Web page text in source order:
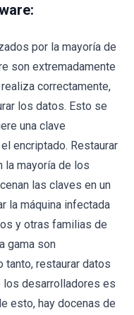
por la mayoría de
son extremadamente
correctamente,
los datos. Esto se
una clave
encriptado. Restaurar
la mayoría de los
las claves en un
la máquina infectada
y otras familias de
gama son
tanto, restaurar datos
los desarrolladores es
esto, hay docenas de